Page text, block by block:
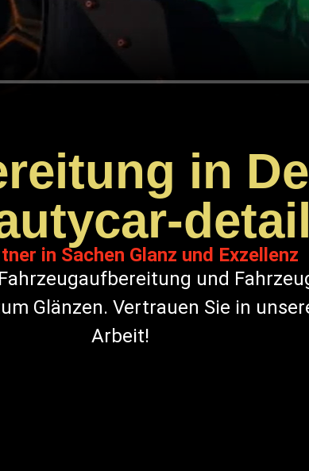
in
in Sachen Glanz und Exzellenz
und
Glänzen. Vertrauen Sie in
Arbeit!